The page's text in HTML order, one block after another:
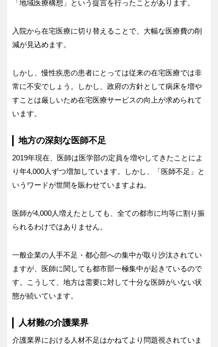
「地域医療構想」という提言を行ったことがあります。
入院から在宅医療に切り替えることで、大幅な医療費の削
減が見込めます。
しかし、慢性疾患の患者にとっては従来の在宅医療では非
常に不安でしょう。しかし、政府の方針として病床を増や
すことは厳しいため在宅医療サービスの向上が求められて
います。
地方の深刻な医師不足
2019年現在、医師は医学部の定員を増やしてきたことによ
り年4,000人ずつ増加しています。しかし、「医師不足」と
いうワードが世間を賑わせていますよね。
医師が4,000人増えたとしても、全ての都市に均等に割り振
られるわけではありません。
一般企業の人手不足・都心部への集中が取り沙汰されてい
ますが、医師に関しても都市部一極集中が起きているので
す。こうして、地方は需要に対して十分な医師がいない状
態が続いています。
人材難の介護業界
介護業界における人材不足はかねてより問題視されていま